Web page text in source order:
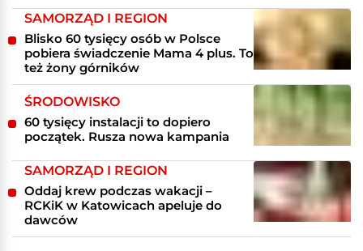
SAMORZĄD I REGION
Blisko 60 tysięcy osób w Polsce
pobiera świadczenie Mama 4 plus. To
też żony górników
ŚRODOWISKO
60 tysięcy instalacji to dopiero
początek. Rusza nowa kampania
SAMORZĄD I REGION
Oddaj krew podczas wakacji –
RCKiK w Katowicach apeluje do
dawców